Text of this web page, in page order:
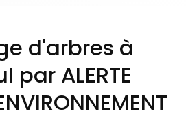
d'arbres à
par ALERTE